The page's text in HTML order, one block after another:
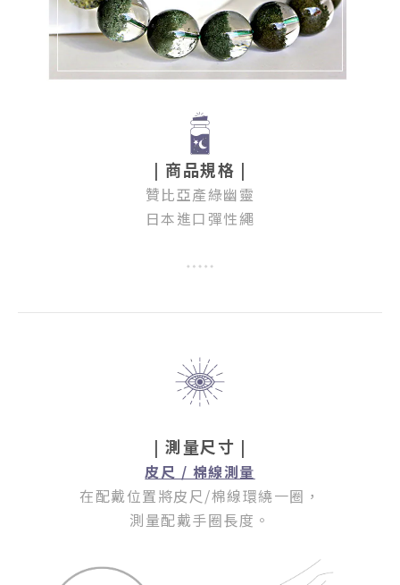
| 商品規格 |
贊比亞產綠幽靈
日本進口彈性繩
| 測量尺寸 |
皮尺 / 棉線測量
在配戴位置將皮尺/棉線環繞一圈 ，
測量配戴手圈長度。